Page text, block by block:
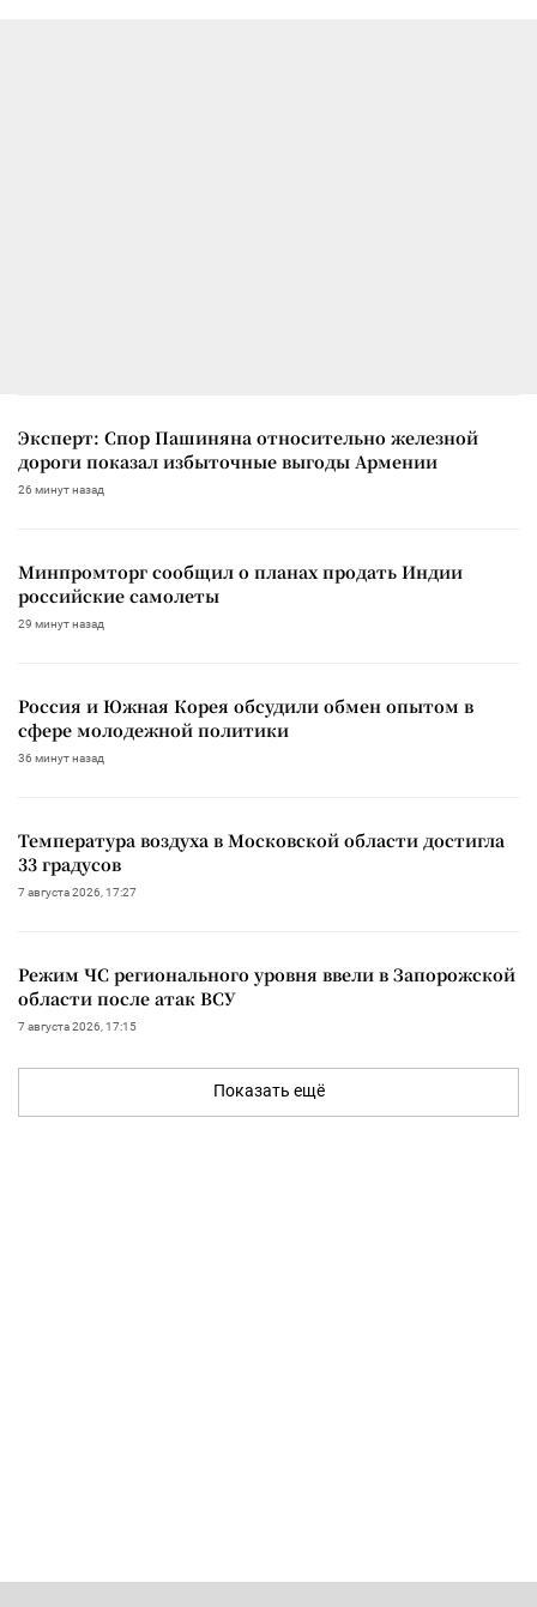
Эксперт: Спор Пашиняна относительно железной
дороги показал избыточные выгоды Армении
26 минут назад
Минпромторг сообщил о планах продать Индии
российские самолеты
29 минут назад
Россия и Южная Корея обсудили обмен опытом в
сфере молодежной политики
36 минут назад
Температура воздуха в Московской области достигла
33 градусов
7 августа 2026, 17:27
Режим ЧС регионального уровня ввели в Запорожской
области после атак ВСУ
7 августа 2026, 17:15
Показать ещё